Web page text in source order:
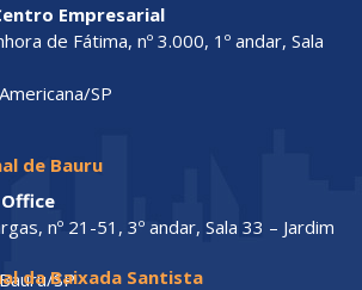
Empresarial
de Fátima, nº 3.000, 1º andar, Sala
SP
de Bauru
nº 21-51, 3º andar, Sala 33 – Jardim
SP
da Baixada Santista